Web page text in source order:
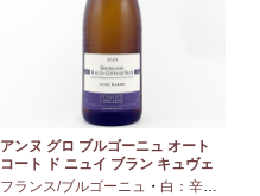
アンヌ グロ ブルゴーニュ オート
コート ド ニュイ ブラン キュヴェ
マリーヌ 2024 750ml
フランス/ブルゴーニュ ・ 白：辛口